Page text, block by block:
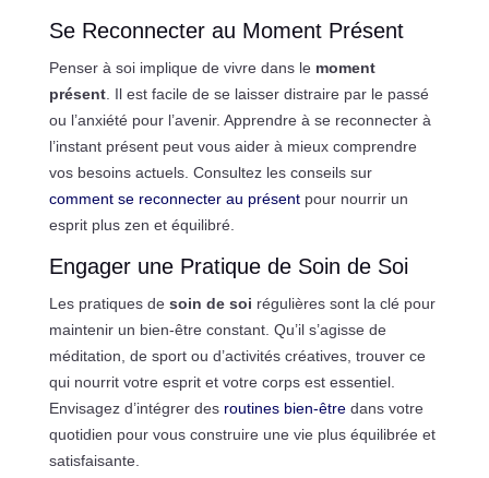
Se Reconnecter au Moment Présent
Penser à soi implique de vivre dans le moment
présent. Il est facile de se laisser distraire par le passé
ou l’anxiété pour l’avenir. Apprendre à se reconnecter à
l’instant présent peut vous aider à mieux comprendre
vos besoins actuels. Consultez les conseils sur
comment se reconnecter au présentpour nourrir un
esprit plus zen et équilibré.
Engager une Pratique de Soin de Soi
Les pratiques de soin de soi régulières sont la clé pour
maintenir un bien-être constant. Qu’il s’agisse de
méditation, de sport ou d’activités créatives, trouver ce
qui nourrit votre esprit et votre corps est essentiel.
Envisagez d’intégrer des routines bien-êtredans votre
quotidien pour vous construire une vie plus équilibrée et
satisfaisante.